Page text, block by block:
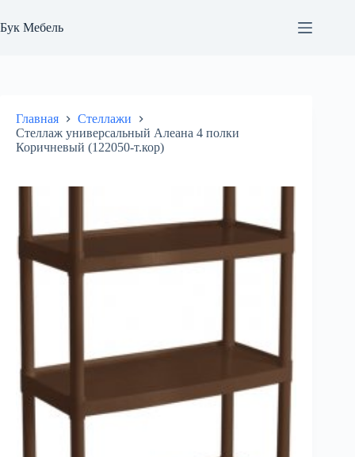
к
сути
Бук Мебель
Главная
Стеллажи
Стеллаж универсальный Алеана 4 полки
Коричневый (122050-т.кор)